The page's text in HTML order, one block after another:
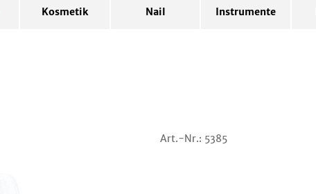
Kosmetik Nail Instrumente
Art.-Nr.: 5385